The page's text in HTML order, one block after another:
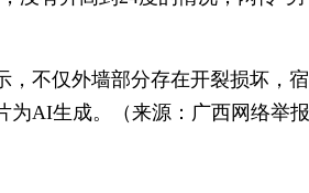
不仅外墙部分存在开裂损坏，
AI生成。（来源：广西网络举报